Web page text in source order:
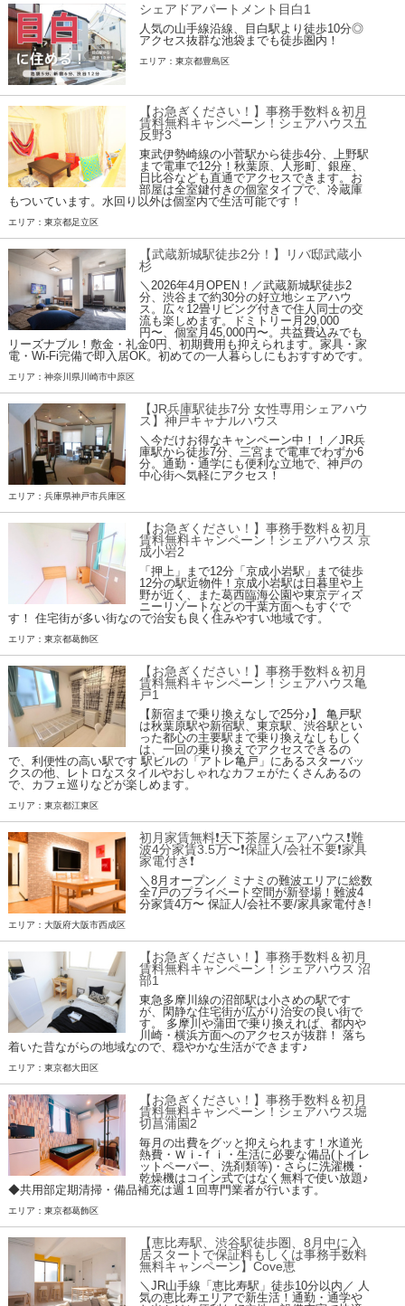
シェアドアパートメント目白1
人気の山手線沿線、目白駅より徒歩10分◎
アクセス抜群な池袋までも徒歩圏内！
エリア：東京都豊島区
【お急ぎください！】事務手数料＆初月
賃料無料キャンペーン！シェアハウス五
反野3
東武伊勢崎線の小菅駅から徒歩4分、上野駅
まで電車で12分！秋葉原、人形町、銀座、
日比谷なども直通でアクセスできます。お
部屋は全室鍵付きの個室タイプで、冷蔵庫
もついています。水回り以外は個室内で生活可能です！
エリア：東京都足立区
【武蔵新城駅徒歩2分！】リバ邸武蔵小
杉
＼2026年4月OPEN！／武蔵新城駅徒歩2
分、渋谷まで約30分の好立地シェアハウ
ス。広々12畳リビング付きで住人同士の交
流も楽しめます。ドミトリー月29,000
円〜、個室月45,000円〜。共益費込みでも
リーズナブル！敷金・礼金0円、初期費用も抑えられます。家具・家
電・Wi-Fi完備で即入居OK。初めての一人暮らしにもおすすめです。
エリア：神奈川県川崎市中原区
【JR兵庫駅徒歩7分 女性専用シェアハウ
ス】神戸キャナルハウス
＼今だけお得なキャンペーン中！！／JR兵
庫駅から徒歩7分、三宮まで電車でわずか6
分。通勤・通学にも便利な立地で、神戸の
中心街へ気軽にアクセス！
エリア：兵庫県神戸市兵庫区
【お急ぎください！】事務手数料＆初月
賃料無料キャンペーン！シェアハウス 京
成小岩2
「押上」まで12分「京成小岩駅」まで徒歩
12分の駅近物件！京成小岩駅は日暮里や上
野が近く、また葛西臨海公園や東京ディズ
ニーリゾートなどの千葉方面へもすぐで
す！ 住宅街が多い街なので治安も良く住みやすい地域です。
エリア：東京都葛飾区
【お急ぎください！】事務手数料＆初月
賃料無料キャンペーン！シェアハウス亀
戸1
【新宿まで乗り換えなしで25分♪】 亀戸駅
は秋葉原駅や新宿駅、東京駅、渋谷駅とい
った都心の主要駅まで乗り換えなしもしく
は、一回の乗り換えでアクセスできるの
で、利便性の高い駅です 駅ビルの「アトレ亀戸」にあるスターバッ
クスの他、レトロなスタイルやおしゃれなカフェがたくさんあるの
で、カフェ巡りなどが楽しめます。
エリア：東京都江東区
初月家賃無料❗️天下茶屋シェアハウス❗️難
波4分家賃3.5万〜❗️保証人/会社不要❗️家具
家電付き❗
＼8月オープン／ ミナミの難波エリアに総数
全7戸のプライベート空間が新登場！難波4
分家賃4万〜 保証人/会社不要/家具家電付き!
エリア：大阪府大阪市西成区
【お急ぎください！】事務手数料＆初月
賃料無料キャンペーン！シェアハウス 沼
部1
東急多摩川線の沼部駅は小さめの駅です
が、閑静な住宅街が広がり治安の良い街で
す。 多摩川や蒲田で乗り換えれば、都内や
川崎・横浜方面へのアクセスが抜群！ 落ち
着いた昔ながらの地域なので、穏やかな生活ができます♪
エリア：東京都大田区
【お急ぎください！】事務手数料＆初月
賃料無料キャンペーン！シェアハウス堀
切菖蒲園2
毎月の出費をグッと抑えられます！水道光
熱費・Ｗｉ-ｆｉ・生活に必要な備品(トイレ
ットペーパー、洗剤類等)・さらに洗濯機・
乾燥機はコイン式ではなく無料で使い放題♪
◆共用部定期清掃・備品補充は週１回専門業者が行います。
エリア：東京都葛飾区
【恵比寿駅、渋谷駅徒歩圏、8月中に入
居スタートで保証料もしくは事務手数料
無料キャンペーン】Cove恵
＼JR山手線「恵比寿駅」徒歩10分以内／ 人
気の恵比寿エリアで新生活！通勤・通学や